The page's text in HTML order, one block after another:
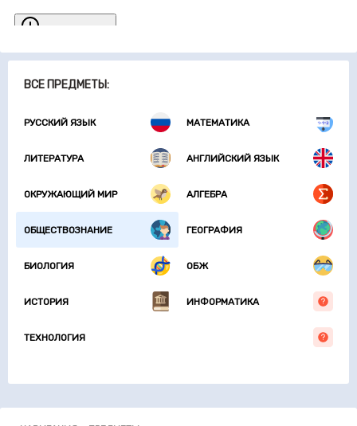
ВСЕ ПРЕДМЕТЫ:
РУССКИЙ ЯЗЫК МАТЕМАТИКА
ЛИТЕРАТУРА АНГЛИЙСКИЙ ЯЗЫК
ОКРУЖАЮЩИЙ МИР АЛГЕБРА
ОБЩЕСТВОЗНАНИЕ ГЕОГРАФИЯ
БИОЛОГИЯ ОБЖ
ИСТОРИЯ ИНФОРМАТИКА
ТЕХНОЛОГИЯ